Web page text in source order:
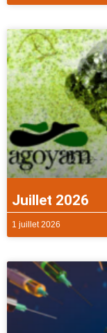
Juillet 2026
1 juillet 2026